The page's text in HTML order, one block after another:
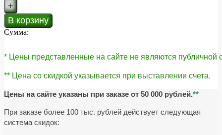
+
В корзину
Сумма:
* Цены представленные на сайте не являются публичной
** Цена со скидкой указывается при выставлении счета.
Цены на сайте указаны при заказе от 50 000 рублей.**
При заказе более 100 тыс. рублей действует следующая
система скидок: